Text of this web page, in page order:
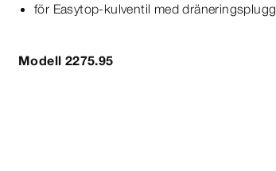
för Easytop-​kulventil med dräneringsplugg
Modell 2275.95